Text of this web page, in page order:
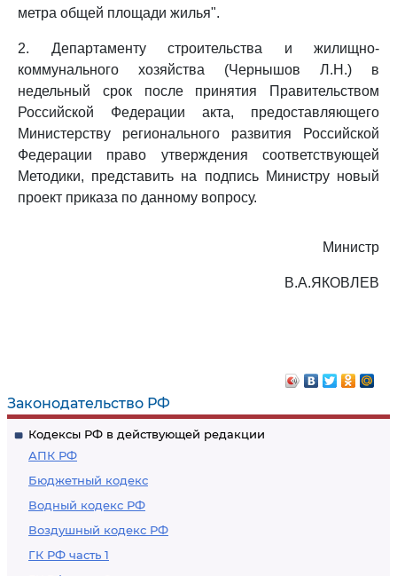
Законодательство РФ
Кодексы РФ в действующей редакции
АПК РФ
Бюджетный кодекс
Водный кодекс РФ
Воздушный кодекс РФ
ГК РФ часть 1
метра общей площади жилья".
2. Департаменту строительства и жилищно-
коммунального хозяйства (Чернышов Л.Н.) в
недельный срок после принятия Правительством
Российской Федерации акта, предоставляющего
Министерству регионального развития Российской
Федерации право утверждения соответствующей
Методики, представить на подпись Министру новый
проект приказа по данному вопросу.
Министр
В.А.ЯКОВЛЕВ